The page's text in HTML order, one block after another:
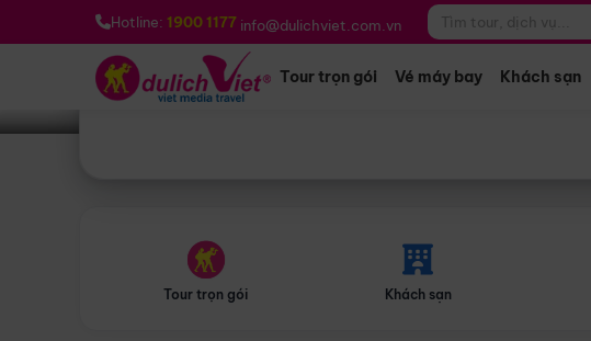
Hotline: 1900 1177 info@dulichviet.com.vn
Tour trọn gói Vé máy bay Khách sạn
Bạn muốn đi đâu? *
Tour trọn gói Khách sạn